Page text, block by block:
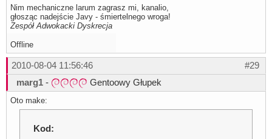
Nim mechaniczne larum zagrasz mi, kanalio,
głosząc nadejście Javy - śmiertelnego wroga!
Zespół Adwokacki Dyskrecja
Offline
#29
2010-08-04 11:56:46
marg1 - Gentoowy Głupek
Oto make:
Kod: